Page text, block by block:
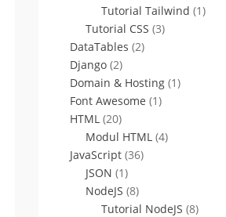
Tutorial Tailwind (1)
Tutorial CSS (3)
DataTables (2)
Django (2)
Domain & Hosting (1)
Font Awesome (1)
HTML (20)
Modul HTML (4)
JavaScript (36)
JSON (1)
NodeJS (8)
Tutorial NodeJS (8)